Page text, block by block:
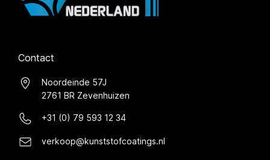
Contact
Noordeinde 57J
2761 BR Zevenhuizen
+31 (0) 79 593 12 34
verkoop@kunststofcoatings.nl